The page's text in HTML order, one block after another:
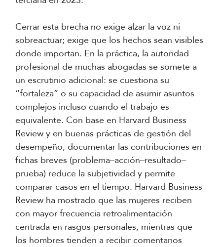
Cerrar esta brecha no exige alzar la voz ni
sobreactuar; exige que los hechos sean visibles
donde importan. En la práctica, la autoridad
profesional de muchas abogadas se somete a
un escrutinio adicional: se cuestiona su
“fortaleza” o su capacidad de asumir asuntos
complejos incluso cuando el trabajo es
equivalente. Con base en Harvard Business
Review y en buenas prácticas de gestión del
desempeño, documentar las contribuciones en
fichas breves (problema–acción–resultado–
prueba) reduce la subjetividad y permite
comparar casos en el tiempo. Harvard Business
Review ha mostrado que las mujeres reciben
con mayor frecuencia retroalimentación
centrada en rasgos personales, mientras que
los hombres tienden a recibir comentarios